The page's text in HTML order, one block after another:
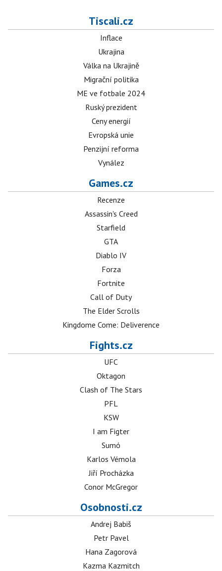
Tiscali.cz
Inflace
Ukrajina
Válka na Ukrajině
Migrační politika
ME ve fotbale 2024
Ruský prezident
Ceny energií
Evropská unie
Penzijní reforma
Vynález
Games.cz
Recenze
Assassin's Creed
Starfield
GTA
Diablo IV
Forza
Fortnite
Call of Duty
The Elder Scrolls
Kingdome Come: Deliverence
Fights.cz
UFC
Oktagon
Clash of The Stars
PFL
KSW
I am Figter
Sumó
Karlos Vémola
Jiří Procházka
Conor McGregor
Osobnosti.cz
Andrej Babiš
Petr Pavel
Hana Zagorová
Kazma Kazmitch